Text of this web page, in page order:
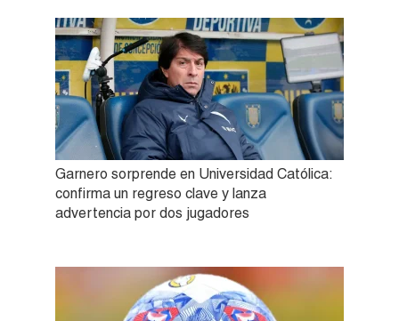
Garnero sorprende en Universidad Católica:
confirma un regreso clave y lanza
advertencia por dos jugadores